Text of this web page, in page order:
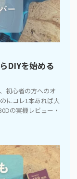
DIYを始める
初心者の方へのオ
にコレ1本あれば大
の実機レビュー・